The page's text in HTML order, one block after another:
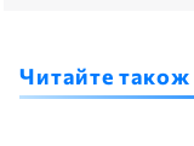
Читайте також